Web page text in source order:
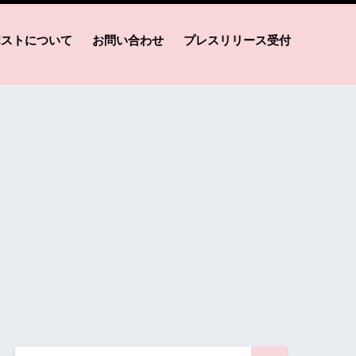
トについて お問い合わせ プレスリリース受付